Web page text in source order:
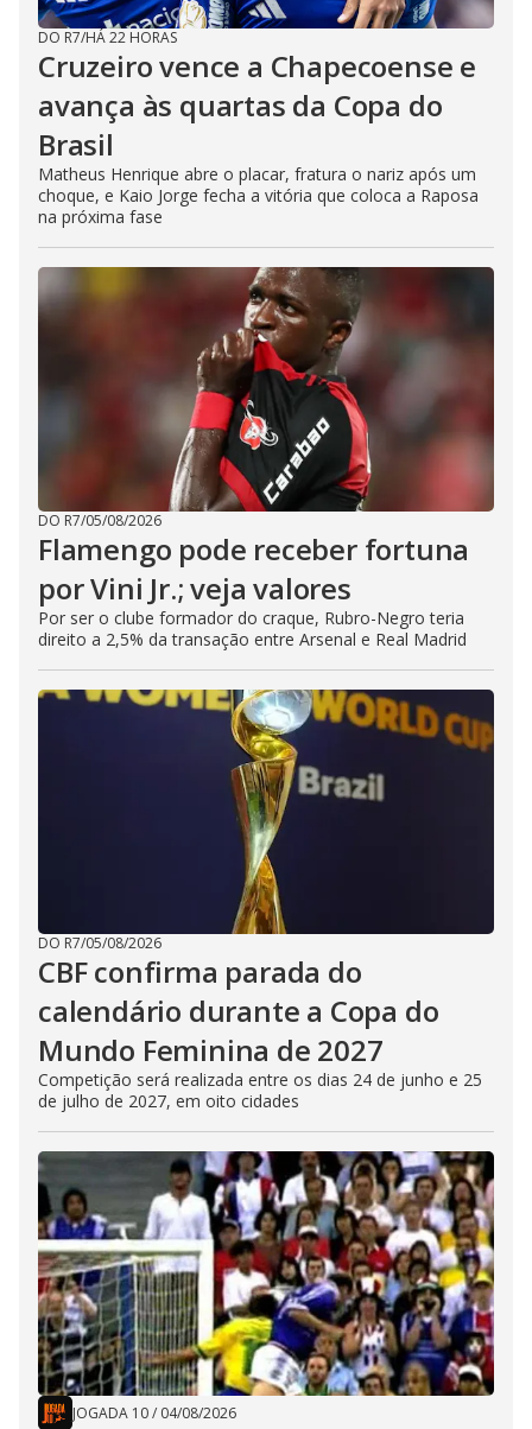
DO R7/HÁ 22 HORAS
Cruzeiro vence a Chapecoense e
avança às quartas da Copa do
Brasil
Matheus Henrique abre o placar, fratura o nariz após um
choque, e Kaio Jorge fecha a vitória que coloca a Raposa
na próxima fase
DO R7/05/08/2026
Flamengo pode receber fortuna
por Vini Jr.; veja valores
Por ser o clube formador do craque, Rubro-Negro teria
direito a 2,5% da transação entre Arsenal e Real Madrid
DO R7/05/08/2026
CBF confirma parada do
calendário durante a Copa do
Mundo Feminina de 2027
Competição será realizada entre os dias 24 de junho e 25
de julho de 2027, em oito cidades
JOGADA 10/ 04/08/2026